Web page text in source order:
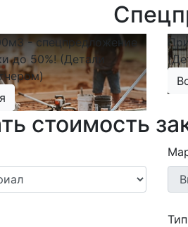
- спецпредложение
до 50%! (Детали
стоимость